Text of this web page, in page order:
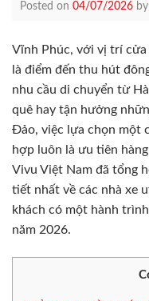
Posted on 04/07/2026 by
Vĩnh Phúc, với vị trí cửa
là điểm đến thu hút
nhu cầu di chuyển từ
quê hay tận hưởng
Đảo, việc lựa chọn một
hợp luôn là ưu tiên
Vivu Việt Nam đã tổng
tiết nhất về các nhà xe
khách có một hành
năm 2026.